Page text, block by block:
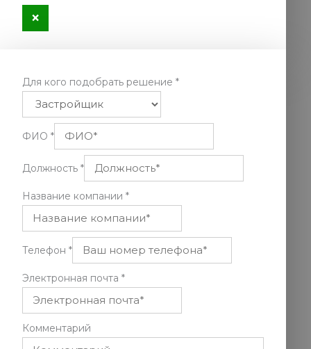
×
Для кого подобрать решение *
ФИО *
Должность *
Название компании *
Телефон *
Электронная почта *
Комментарий